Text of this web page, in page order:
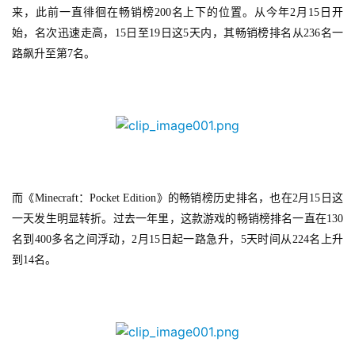
首
页
来，此前一直徘徊在畅销榜200名上下的位置。从今年2月15日开
始，名次迅速走高，15日至19日这5天内，其畅销榜排名从236名一
路飙升至第7名。
而《Minecraft：Pocket Edition》的畅销榜历史排名，也在2月15日这
一天发生明显转折。过去一年里，这款游戏的畅销榜排名一直在130
名到400多名之间浮动，2月15日起一路急升，5天时间从224名上升
到14名。